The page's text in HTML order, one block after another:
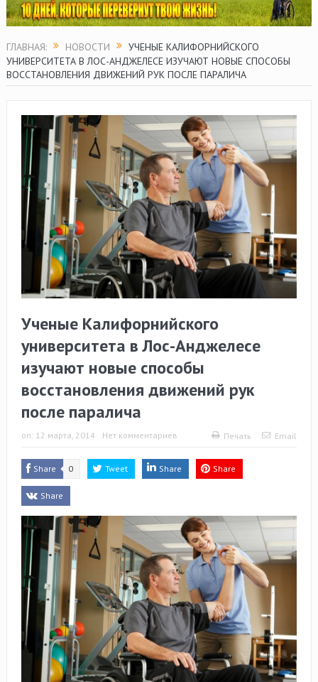
ГЛАВНАЯ: НОВОСТИ
УЧЕНЫЕ КАЛИФОРНИЙСКОГО
УНИВЕРСИТЕТА В ЛОС-АНДЖЕЛЕСЕ ИЗУЧАЮТ НОВЫЕ СПОСОБЫ
ВОССТАНОВЛЕНИЯ ДВИЖЕНИЙ РУК ПОСЛЕ ПАРАЛИЧА
Ученые Калифорнийского
университета в Лос-Анджелесе
изучают новые способы
восстановления движений рук
после паралича
on: 12 марта, 2014 Нет комментариев Печать Email
Share 0 Tweet Share Share
Share